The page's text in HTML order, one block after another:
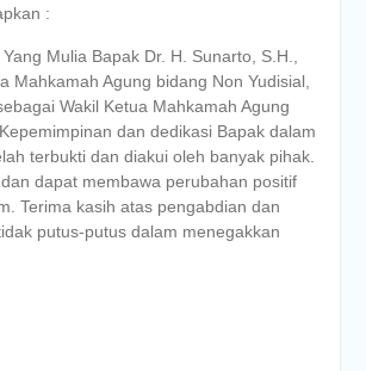
:
Mulia Bapak Dr. H. Sunarto, S.H.,
Mahkamah Agung bidang Non Yudisial,
Wakil Ketua Mahkamah Agung
dan dedikasi Bapak dalam
terbukti dan diakui oleh banyak pihak.
dapat membawa perubahan positif
Terima kasih atas pengabdian dan
putus-putus dalam menegakkan